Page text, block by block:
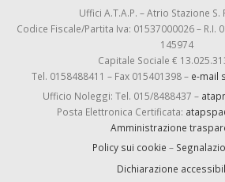
Uffici A.T.A.P. – Atrio Stazione S.
Codice Fiscale/Partita Iva: 01537000026 – R.I.
145974
Capitale Sociale €
Tel. 0158488411 – Fax 015401398 – e-mail
Ufficio Noleggi: Tel. 015/8488437 –
Posta Elettronica Certificata:
Amministrazione
Policy sui cookie –
Dichiarazione